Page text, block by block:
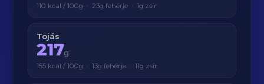
110 kcal / 100g · 23g fehérje · 1g zsír
Tojás
217g
155 kcal / 100g · 13g fehérje · 11g zsír